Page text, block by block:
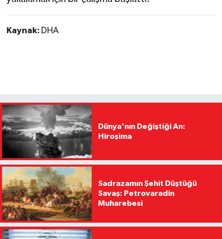
Kaynak: DHA
Dünya'nın Değiştiği An:
Hiroşima
Sadrazamın Şehit Düştüğü
Savaş: Petrovaradin
Muharebesi